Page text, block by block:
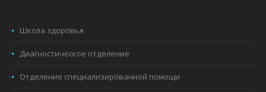
Школа здоровья
Диагностическое отделение
Отделение специализированной помощи